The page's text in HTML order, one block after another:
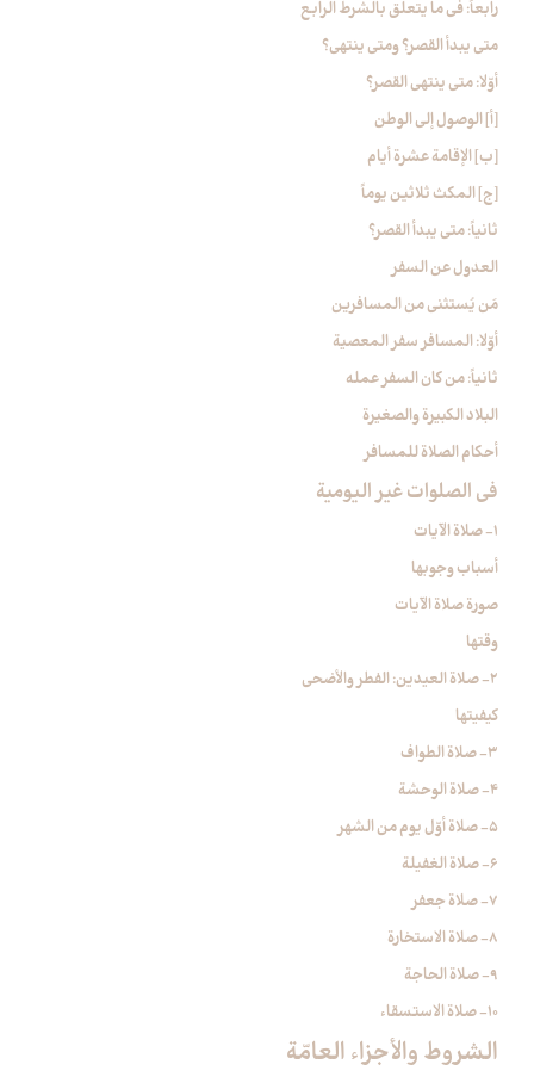
رابعاً: في ما يتعلّق بالشرط الرابع
متى يبدأ القصر؟ ومتى ينتهي؟
أوّلا: متى ينتهي القصر؟
[أ] الوصول إلى الوطن
[ب‏] الإقامة عشرة أيام
[ج‏] المكث ثلاثين يوماً
ثانياً: متى يبدأ القصر؟
العدول عن السفر
مَن يُستثنى من المسافرين
أوّلا: المسافر سفر المعصية
ثانياً: من كان السفر عمله
البلاد الكبيرة والصغيرة
أحكام الصلاة للمسافر
في الصلوات غير اليومية
1- صلاة الآيات‏
أسباب وجوبها
صورة صلاة الآيات
وقتها
2- صلاة العيدين: الفطر والأضحى‏
كيفيتها
3- صلاة الطواف‏
4- صلاة الوحشة
5- صلاة أوّل يوم من الشهر
6- صلاة الغفيلة
7- صلاة جعفر
8- صلاة الاستخارة
9- صلاة الحاجة
10- صلاة الاستسقاء
الشروط والأجزاء العامّة